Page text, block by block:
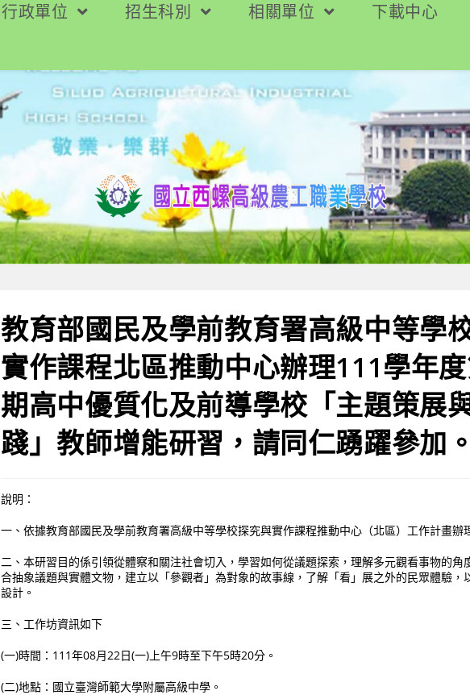
行政單位 招生科別 相關單位 下載中心
教育部國民及學前教育署高級中等學
實作課程北區推動中心辦理111學年
期高中優質化及前導學校「主題策展
踐」教師增能研習，請同仁踴躍參加。
說明：
一、依據教育部國民及學前教育署高級中等學校探究與實作課程推動中心（北區）工作計畫辦
二、本研習目的係引領從體察和關注社會切入，學習如何從議題探索，理解多元觀看事物的角
合抽象議題與實體文物，建立以「參觀者」為對象的故事線，了解「看」展之外的民眾體驗，
設計。
三、工作坊資訊如下
(一)時間：111年08月22日(一)上午9時至下午5時20分。
(二)地點：國立臺灣師範大學附屬高級中學。